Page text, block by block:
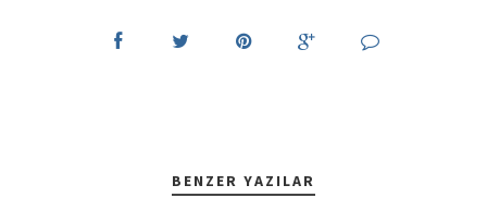
BENZER YAZILAR